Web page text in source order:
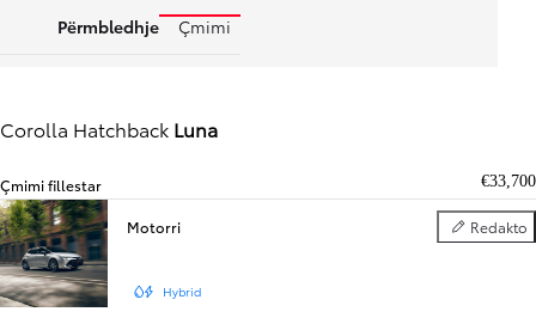
Përmbledhje Çmimi
Corolla Hatchback Luna
Çmimi fillestar €33,700
Motorri Redakto
Motorri
Hybrid